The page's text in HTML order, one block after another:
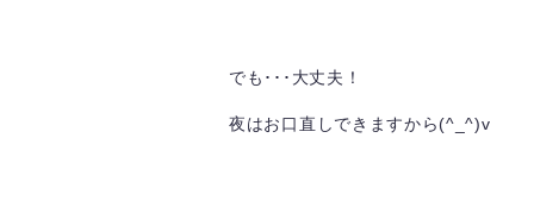
でも･･･大丈夫！
夜はお口直しできますから(^_^)v